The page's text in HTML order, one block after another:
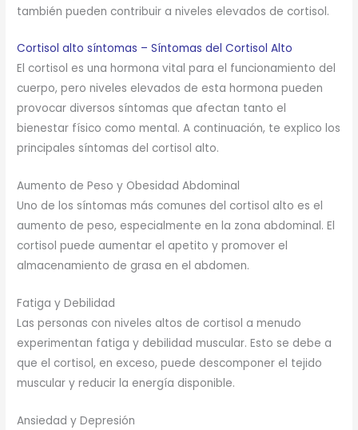
también pueden contribuir a niveles elevados de cortisol.
Cortisol alto síntomas – Síntomas del Cortisol Alto
El cortisol es una hormona vital para el funcionamiento del
cuerpo, pero niveles elevados de esta hormona pueden
provocar diversos síntomas que afectan tanto el
bienestar físico como mental. A continuación, te explico los
principales síntomas del cortisol alto.
Aumento de Peso y Obesidad Abdominal
Uno de los síntomas más comunes del cortisol alto es el
aumento de peso, especialmente en la zona abdominal. El
cortisol puede aumentar el apetito y promover el
almacenamiento de grasa en el abdomen.
Fatiga y Debilidad
Las personas con niveles altos de cortisol a menudo
experimentan fatiga y debilidad muscular. Esto se debe a
que el cortisol, en exceso, puede descomponer el tejido
muscular y reducir la energía disponible.
Ansiedad y Depresión